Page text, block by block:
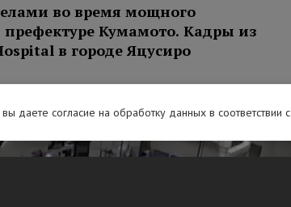
во время мощного
Кумамото. Кадры из
в городе Яцусиро
даете согласие на обработку данных в соответствии с